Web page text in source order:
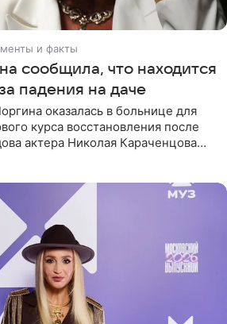
и факты
сообщила, что находится
падения на даче
оказалась в больнице для
курса восстановления после
актера Николая Караченцова